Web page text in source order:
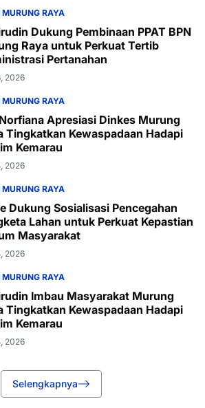
MURUNG RAYA
Dukung Pembinaan PPAT BPN
Raya untuk Perkuat Tertib
Pertanahan
2026
MURUNG RAYA
Apresiasi Dinkes Murung
Tingkatkan Kewaspadaan Hadapi
Kemarau
2026
MURUNG RAYA
Dukung Sosialisasi Pencegahan
Lahan untuk Perkuat Kepastian
Masyarakat
2026
MURUNG RAYA
Imbau Masyarakat Murung
Tingkatkan Kewaspadaan Hadapi
Kemarau
2026
Selengkapnya